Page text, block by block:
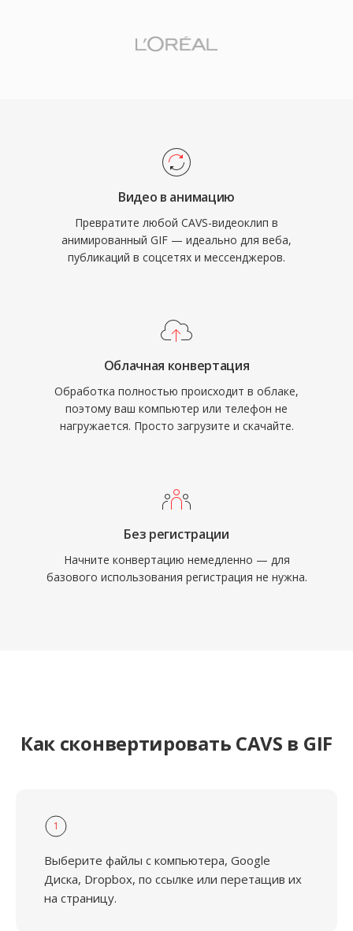
Видео в анимацию
Превратите любой CAVS-видеоклип в
анимированный GIF — идеально для веба,
публикаций в соцсетях и мессенджеров.
Облачная конвертация
Обработка полностью происходит в облаке,
поэтому ваш компьютер или телефон не
нагружается. Просто загрузите и скачайте.
Без регистрации
Начните конвертацию немедленно — для
базового использования регистрация не нужна.
Как сконвертировать CAVS в GIF
1
Выберите файлы с компьютера, Google
Диска, Dropbox, по ссылке или перетащив их
на страницу.